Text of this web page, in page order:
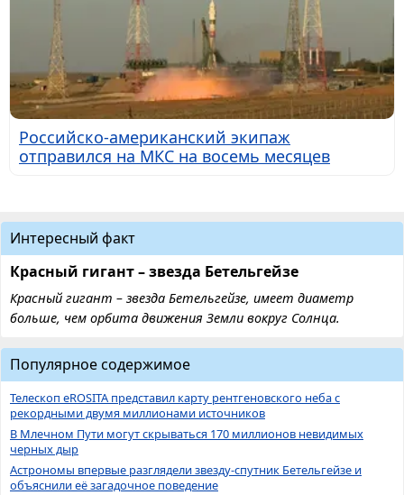
Российско-американский экипаж
отправился на МКС на восемь месяцев
Интересный факт
Красный гигант – звезда Бетельгейзе
Красный гигант – звезда Бетельгейзе, имеет диаметр
больше, чем орбита движения Земли вокруг Солнца.
Популярное содержимое
Телескоп eROSITA представил карту рентгеновского неба с
рекордными двумя миллионами источников
В Млечном Пути могут скрываться 170 миллионов невидимых
черных дыр
Астрономы впервые разглядели звезду-спутник Бетельгейзе и
объяснили её загадочное поведение